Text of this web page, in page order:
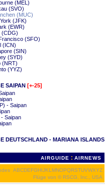
(MEL)
(SVO)
(MUC)
(JFK)
(EWR)
(CDG)
(SFO)
(ICN)
(SIN)
(SYD)
(NRT)
(YYZ)
SAIPAN [+-25]
- Saipan
Saipan
DEUTSCHLAND - MARIANA ISLANDS
AIRGUIDE : AIRNEWS
ABCDEFGHIJKL MNOPQRSTUVWXYZ
Flüge von © RSCG, Inc., USA